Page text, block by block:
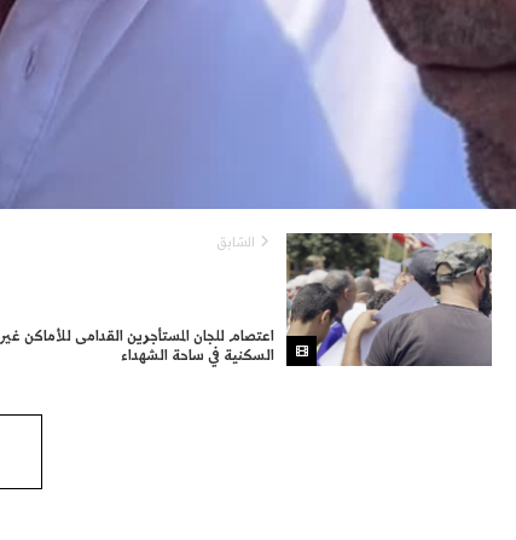
السّابق
اعتصام للجان المستأجرين القدامى للأماكن غير
السكنية في ساحة الشهداء